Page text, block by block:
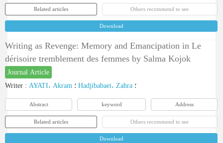
Related articles Others recommend to see
Download
Writing as Revenge: Memory and Emancipation in Le
dérisoire tremblement des femmes by Salma Kojok
Journal Article
Writer : AYATI، Akram Hadjibabaei، Zahra ؛
Abstract keyword Address
Related articles Others recommend to see
Download